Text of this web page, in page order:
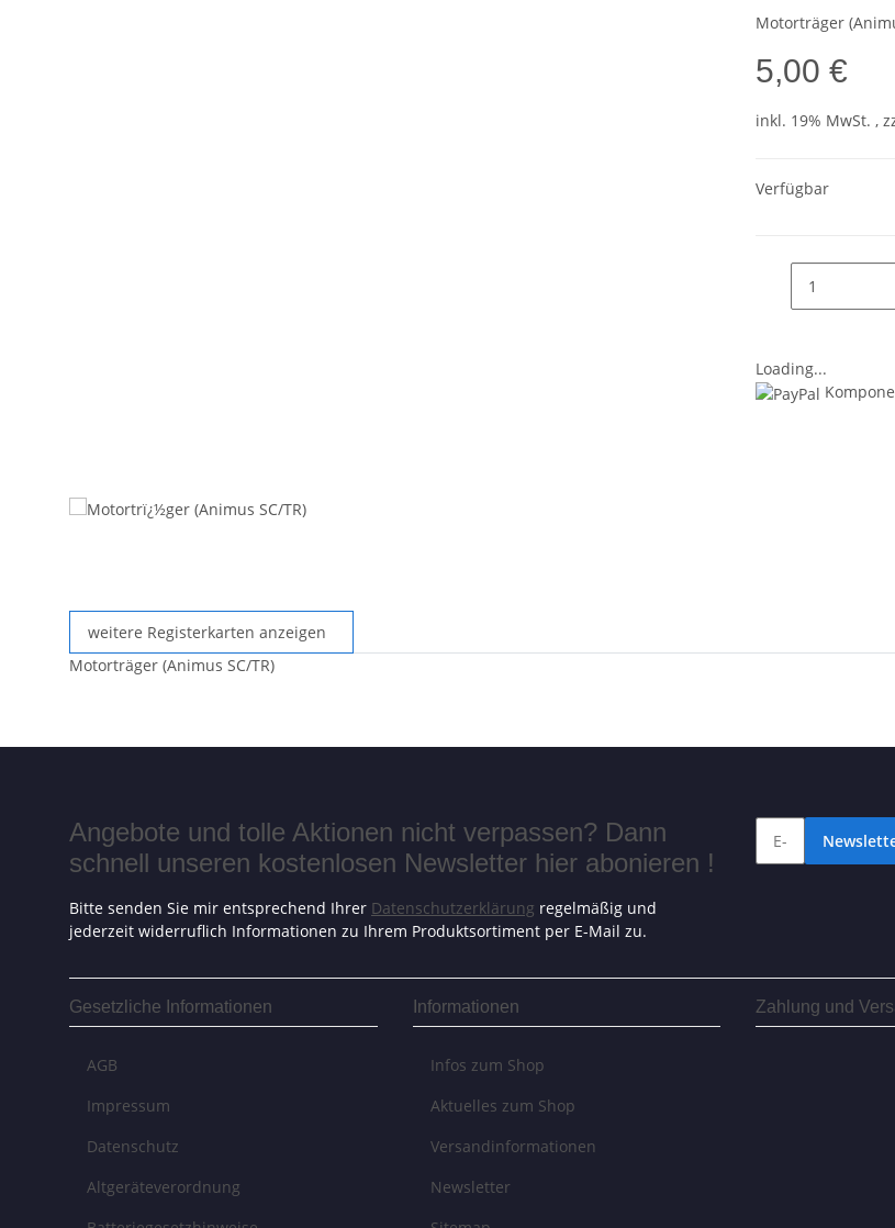
Motorträger
5,00 €
inkl. 19% MwSt. ,
Verfügbar
Loading...
weitere Registerkarten anzeigen
Motorträger (Animus SC/TR)
Angebote und tolle Aktionen nicht verpassen? Dann
schnell unseren kostenlosen Newsletter hier abonieren !
Bitte senden Sie mir entsprechend Ihrer Datenschutzerklärung regelmäßig und
jederzeit widerruflich Informationen zu Ihrem Produktsortiment per E-Mail zu.
Gesetzliche Informationen
AGB
Impressum
Datenschutz
Altgeräteverordnung
Informationen
Infos zum Shop
Aktuelles zum Shop
Versandinformationen
Newsletter
Zahlung und